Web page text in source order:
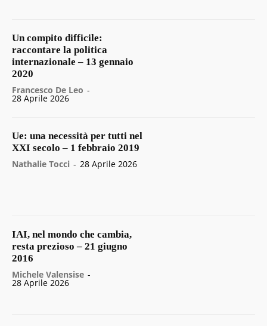
Un compito difficile:
raccontare la politica
internazionale – 13 gennaio
2020
Francesco De Leo -
28 Aprile 2026
Ue: una necessità per tutti nel
XXI secolo – 1 febbraio 2019
Nathalie Tocci - 28 Aprile 2026
IAI, nel mondo che cambia,
resta prezioso – 21 giugno
2016
Michele Valensise -
28 Aprile 2026